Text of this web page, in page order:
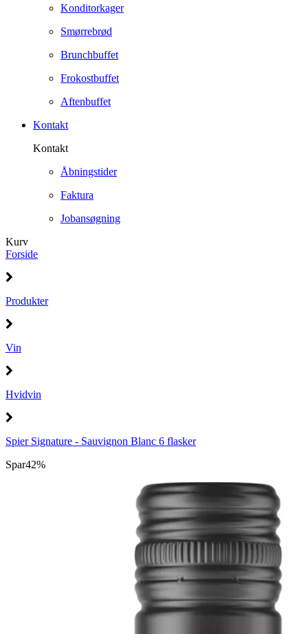
Konditorkager
Smørrebrød
Brunchbuffet
Frokostbuffet
Aftenbuffet
Kontakt
Kontakt
Åbningstider
Faktura
Jobansøgning
Kurv
Forside
Produkter
Vin
Hvidvin
Spier Signature - Sauvignon Blanc 6 flasker
Spar42%